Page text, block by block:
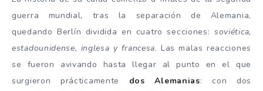
guerra mundial, tras la separación de Alemania,
quedando Berlín dividida en cuatro secciones: soviética,
estadounidense, inglesa y francesa. Las malas reacciones
se fueron avivando hasta llegar al punto en el que
surgieron prácticamente dos Alemanias: con dos